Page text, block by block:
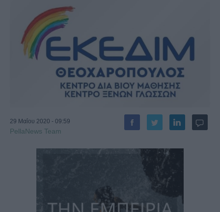
29 Μαΐου 2020 - 09:59
PellaNews Team